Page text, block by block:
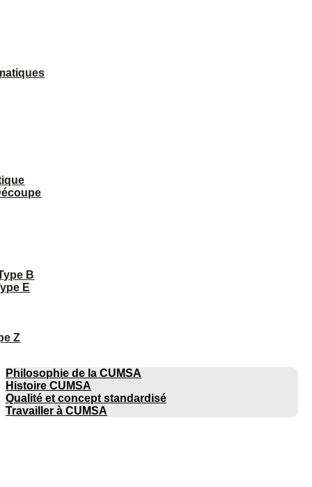
B
E
Z
Philosophie de la CUMSA
Histoire CUMSA
Qualité et concept standardisé
Travailler à CUMSA